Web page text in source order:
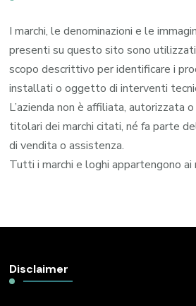
I marchi, le denominazioni e le
presenti su questo sito sono
scopo descrittivo per identificare i
installati o oggetto di interventi
L’azienda non è affiliata, autorizzata
titolari dei marchi citati, né fa parte
di vendita o assistenza.
Tutti i marchi e loghi appartengono
Disclaimer